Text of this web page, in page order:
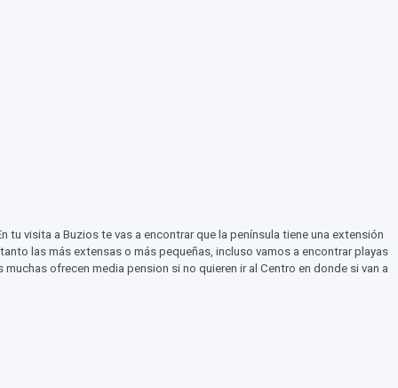
visita a Buzios te vas a encontrar que la península tiene una extensión
las más extensas o más pequeñas, incluso vamos a encontrar playas
ofrecen media pension si no quieren ir al Centro en donde si van a